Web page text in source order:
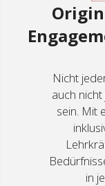
Nicht
auch
sein. Mit
in